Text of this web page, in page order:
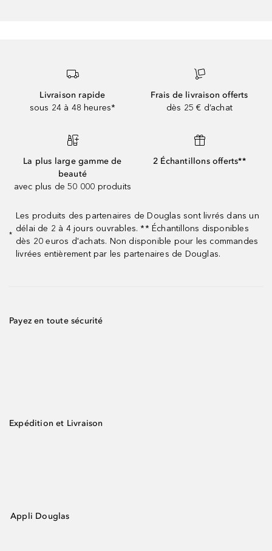
Livraison rapide
sous 24 à 48 heures*
Frais de livraison offerts
dès 25 € d’achat
La plus large gamme de
beauté
avec plus de 50 000 produits
2 Échantillons offerts**
*
Les produits des partenaires de Douglas sont livrés dans un
délai de 2 à 4 jours ouvrables. ** Échantillons disponibles
dès 20 euros d'achats. Non disponible pour les commandes
livrées entièrement par les partenaires de Douglas.
Payez en toute sécurité
Expédition et Livraison
Appli Douglas